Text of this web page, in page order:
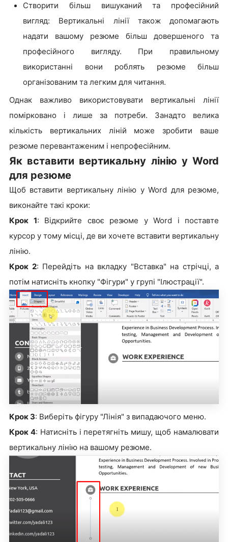
Створити більш вишуканий та професійний
вигляд: Вертикальні лінії також допомагають
надати вашому резюме більш довершеного та
професійного вигляду. При правильному
використанні вони роблять резюме більш
організованим та легким для читання.
Однак важливо використовувати вертикальні лінії
помірковано і лише за потреби. Занадто велика
кількість вертикальних ліній може зробити ваше
резюме перевантаженим і непрофесійним.
Як вставити вертикальну лінію у Word
для резюме
Щоб вставити вертикальну лінію у Word для резюме,
виконайте такі кроки:
Крок 1: Відкрийте своє резюме у Word і поставте
курсор у тому місці, де ви хочете вставити вертикальну
лінію.
Крок 2: Перейдіть на вкладку "Вставка" на стрічці, а
потім натисніть кнопку "Фігури" у групі "Ілюстрації".
Крок 3: Виберіть фігуру "Лінія" з випадаючого меню.
Крок 4: Натисніть і перетягніть мишу, щоб намалювати
вертикальну лінію на вашому резюме.